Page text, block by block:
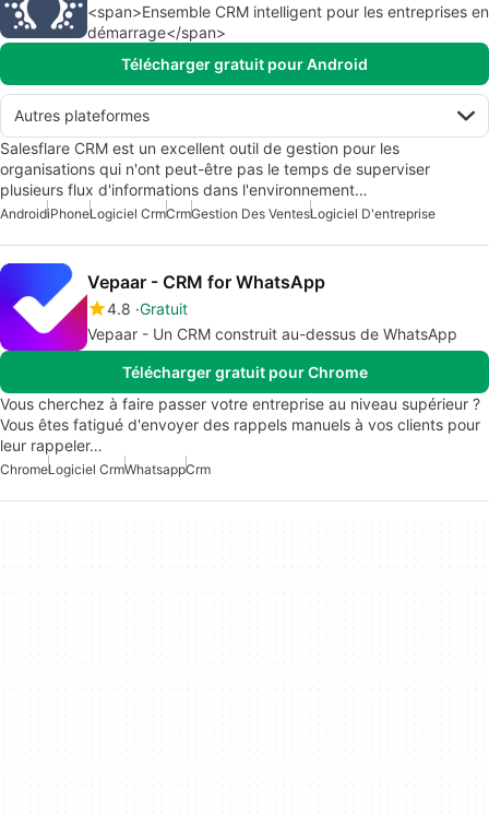
<span>Ensemble CRM intelligent pour les entreprises en
démarrage</span>
Télécharger gratuit pour Android
Autres plateformes
Salesflare CRM est un excellent outil de gestion pour les
organisations qui n'ont peut-être pas le temps de superviser
plusieurs flux d'informations dans l'environnement…
AndroidiPhoneLogiciel CrmCrmGestion Des VentesLogiciel D'entreprise
Vepaar - CRM for WhatsApp
4.8 Gratuit
Vepaar - Un CRM construit au-dessus de WhatsApp
Télécharger gratuit pour Chrome
Vous cherchez à faire passer votre entreprise au niveau supérieur ?
Vous êtes fatigué d'envoyer des rappels manuels à vos clients pour
leur rappeler…
ChromeLogiciel CrmWhatsappCrm